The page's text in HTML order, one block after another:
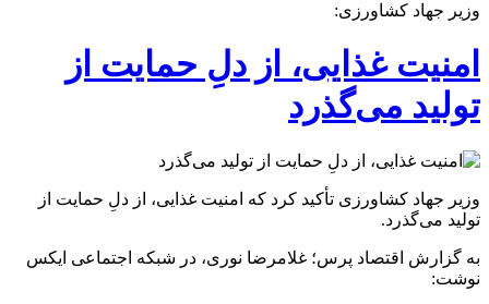
وزیر جهاد کشاورزی:
امنیت غذایی، از دلِ حمایت از
تولید می‌گذرد
وزیر جهاد کشاورزی تأکید کرد که امنیت غذایی، از دلِ حمایت از
تولید می‌گذرد.
به گزارش اقتصاد پرس؛ غلامرضا نوری، در شبکه اجتماعی ایکس
نوشت: